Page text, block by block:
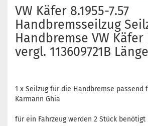
VW Käfer 8.1955-7.57
Handbremsseilzug
Handbremse VW
vergl. 113609721B
1 x Seilzug für die Handbremse passend
Karmann Ghia
für ein Fahrzeug werden 2 Stück benötigt